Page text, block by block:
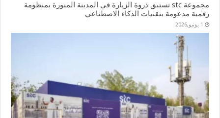
مجموعة stc تستبق ذروة الزيارة في المدينة المنورة بمنظومة
رقمية مدعومة بتقنيات الذكاء الاصطناعي
1 يونيو,2026